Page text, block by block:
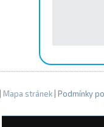
Mapa stránek | Podmínky